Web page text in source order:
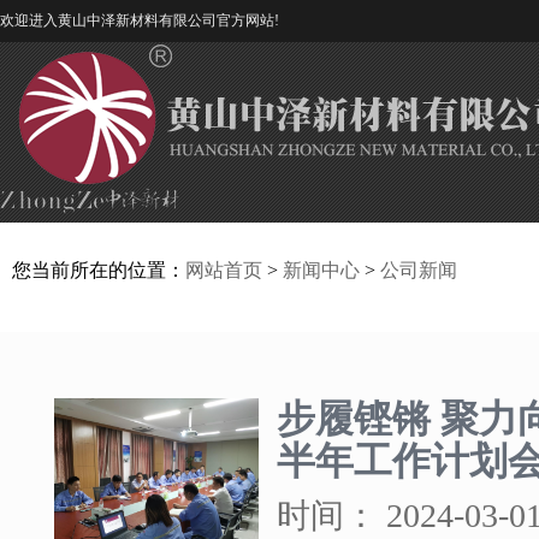
欢迎进入黄山中泽新材料有限公司官方网站!
您当前所在的位置： 网站首页 > 新闻中心 > 公司新闻
步履铿锵 聚力
半年工作计划
时间： 2024-03-